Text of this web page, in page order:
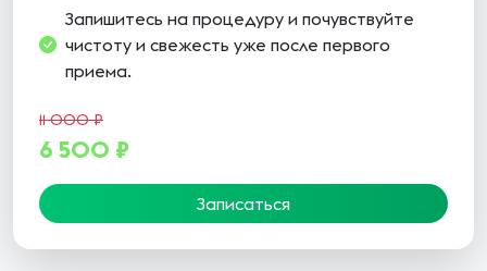
Запишитесь на процедуру и почувствуйте
чистоту и свежесть уже после первого
приема.
11 000 ₽
6 500 ₽
Записаться